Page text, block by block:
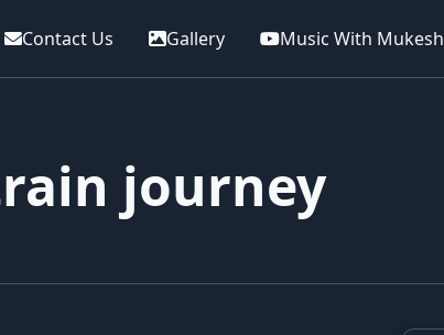
Contact Us Gallery Music With Mukesh
journey